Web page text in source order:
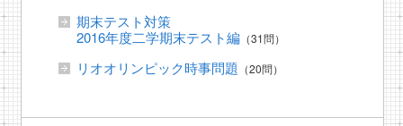
期末テスト対策
2016年度二学期末テスト編（31問）
リオオリンピック時事問題 （20問）